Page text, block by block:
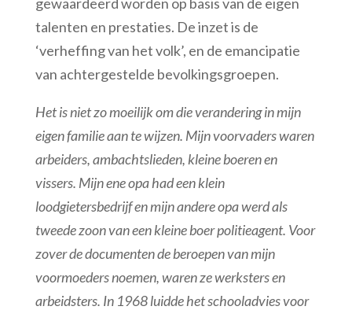
talenten en prestaties. De inzet is de
‘verheffing van het volk’, en de emancipatie
van achtergestelde bevolkingsgroepen.
Het is niet zo moeilijk om die verandering in mijn
eigen familie aan te wijzen. Mijn voorvaders waren
arbeiders, ambachtslieden, kleine boeren en
vissers. Mijn ene opa had een klein
loodgietersbedrijf en mijn andere opa werd als
tweede zoon van een kleine boer politieagent. Voor
zover de documenten de beroepen van mijn
voormoeders noemen, waren ze werksters en
arbeidsters. In 1968 luidde het schooladvies voor